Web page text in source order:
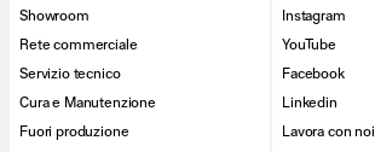
Showroom
Rete commerciale
Servizio tecnico
Cura e Manutenzione
Fuori produzione
Instagram
YouTube
Facebook
Linkedin
Lavora con noi